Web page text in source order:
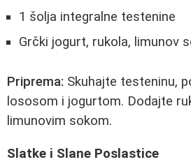
1 šolja integralne testenine
Grčki jogurt, rukola, limunov
Priprema: Skuhajte testeninu,
lososom i jogurtom. Dodajte
limunovim sokom.
Slatke i Slane Poslastice